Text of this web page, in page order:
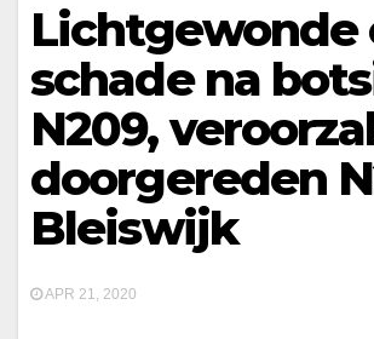
Lichtgewonde
schade na
N209,
doorgereden
Bleiswijk
APR 21, 2020